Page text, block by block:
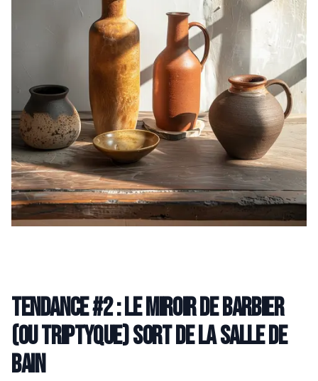
Tendance #2 : le miroir de barbier
(ou triptyque) sort de la salle de
bain